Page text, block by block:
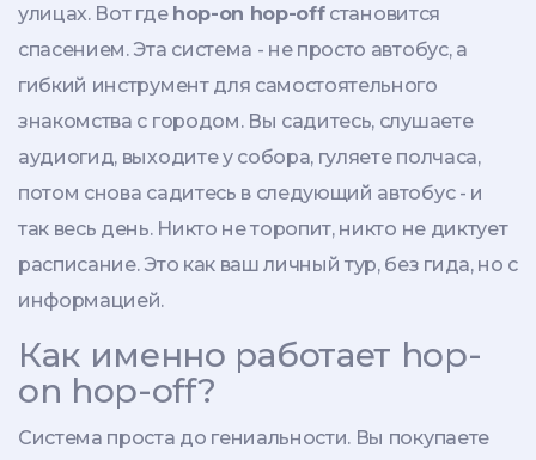
улицах. Вот где hop-on hop-offстановится
спасением. Эта система - не просто автобус, а
гибкий инструмент для самостоятельного
знакомства с городом. Вы садитесь, слушаете
аудиогид, выходите у собора, гуляете полчаса,
потом снова садитесь в следующий автобус - и
так весь день. Никто не торопит, никто не диктует
расписание. Это как ваш личный тур, без гида, но с
информацией.
Как именно работает hop-
on hop-off?
Система проста до гениальности. Вы покупаете